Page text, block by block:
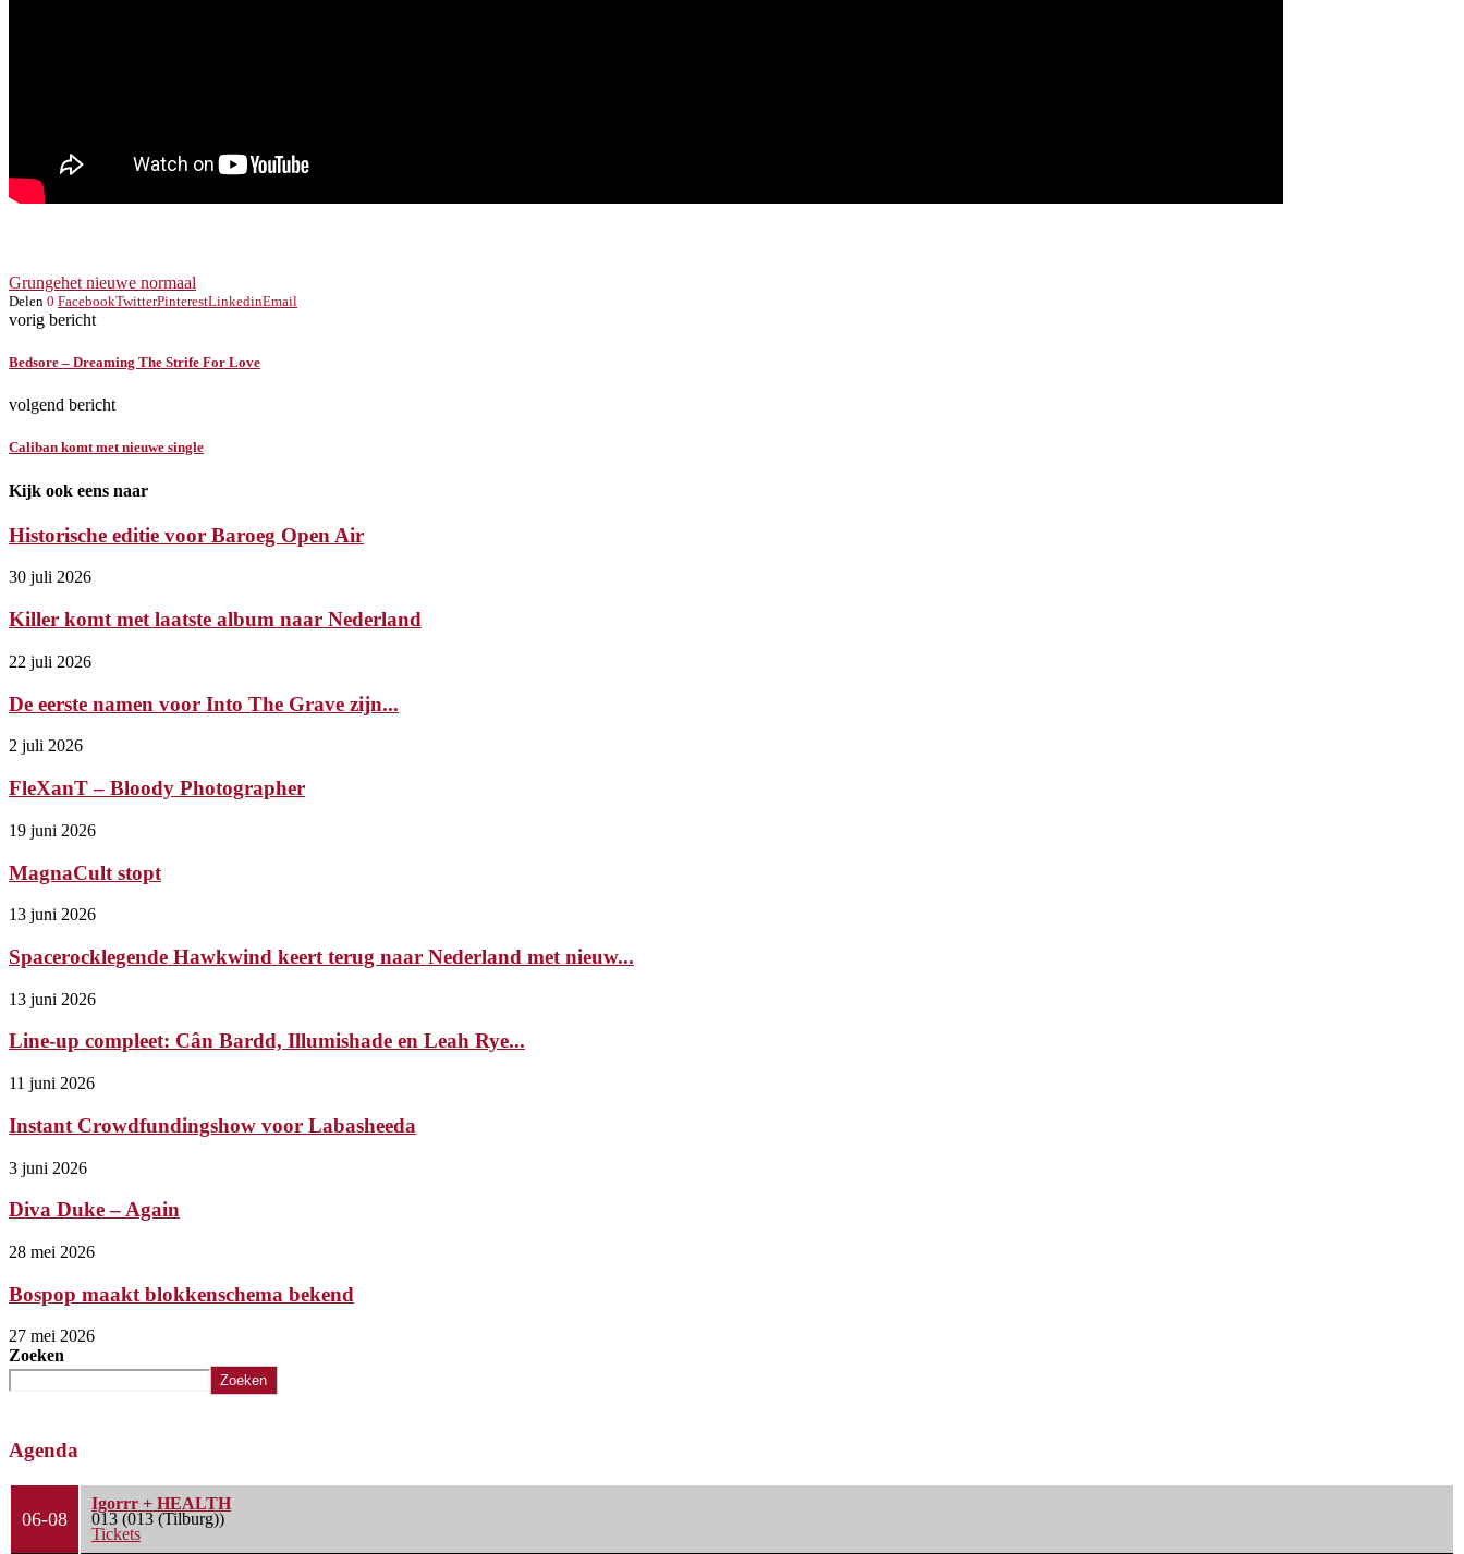
Grungehet nieuwe normaal
Delen 0 FacebookTwitterPinterestLinkedinEmail
vorig bericht
Bedsore – Dreaming The Strife For Love
volgend bericht
Caliban komt met nieuwe single
Kijk ook eens naar
Historische editie voor Baroeg Open Air
30 juli 2026
Killer komt met laatste album naar Nederland
22 juli 2026
De eerste namen voor Into The Grave zijn...
2 juli 2026
FleXanT – Bloody Photographer
19 juni 2026
MagnaCult stopt
13 juni 2026
Spacerocklegende Hawkwind keert terug naar Nederland met nieuw...
13 juni 2026
Line-up compleet: Cân Bardd, Illumishade en Leah Rye...
11 juni 2026
Instant Crowdfundingshow voor Labasheeda
3 juni 2026
Diva Duke – Again
28 mei 2026
Bospop maakt blokkenschema bekend
27 mei 2026
Zoeken
Zoeken
Agenda
06-08
Igorrr + HEALTH
013 (013 (Tilburg))
Tickets